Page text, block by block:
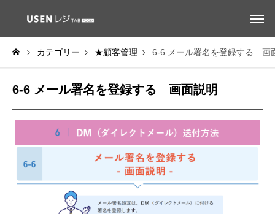
カテゴリー ★顧客管理 6-6 メール署名を登録する 画
6-6 メール署名を登録する 画面説明